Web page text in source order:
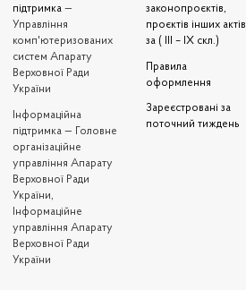
підтримка —
Управління
комп'ютеризованих
систем Апарату
Верховної Ради
України
Iнформаційна
підтримка — Головне
організаційне
управління Апарату
Верховної Ради
України,
Інформаційне
управління Апарату
Верховної Ради
України
законопроєктів,
проєктів інших актів
за ( III – IX скл.)
Правила
оформлення
Зареєстровані за
поточний тиждень